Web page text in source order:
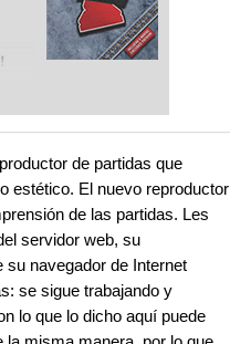
de partidas que
estético. El nuevo reproductor
de las partidas. Les
servidor web, su
su navegador de Internet
se sigue trabajando y
lo que lo dicho aquí puede